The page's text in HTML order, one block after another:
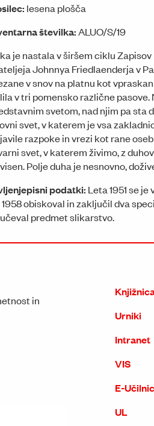
lesena plošča
številka:ALUO/S/19
je nastala v širšem ciklu
Johnnya Friedlaenderja v
v snov na platnu kot
v tri pomensko različne
svetom, nad njim pa sta
svet, v katerem je vsa
razpoke in vrezi kot rane
svet, v katerem živimo, z
Polje duha je nesnovno,
podatki: Leta 1951 se
1958 obiskoval in zaključil dva
predmet slikarstvo.
in
Urniki
Intranet
VIS
E-
UL